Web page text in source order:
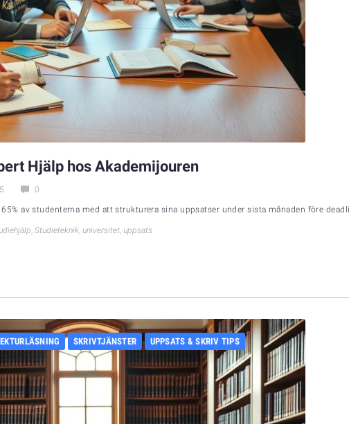
Hjälp hos Akademijouren
0
av studenterna med att strukturera sina uppsatser under sista månaden före
, Studieteknik, universitet, uppsats
SKRIVTJÄNSTER UPPSATS & SKRIV TIPS